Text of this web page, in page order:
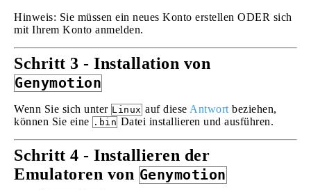
Hinweis: Sie müssen ein neues Konto erstellen ODER sich
mit Ihrem Konto anmelden.
Schritt 3 - Installation von
Genymotion
Wenn Sie sich unter Linux auf diese Antwort beziehen,
können Sie eine .bin Datei installieren und ausführen.
Schritt 4 - Installieren der
Emulatoren von Genymotion